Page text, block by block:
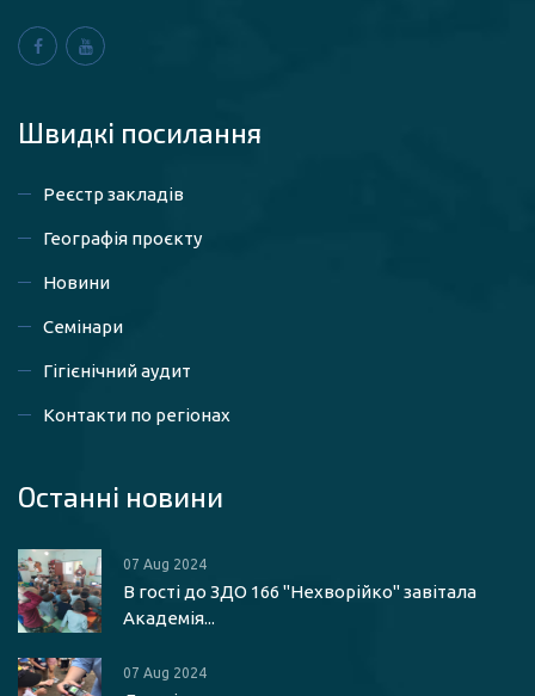
Швидкі посилaння
Реєстр закладів
Географія проєкту
Новини
Семінари
Гігієнічний аудит
Контакти по регіонах
Останні новини
07 Aug 2024
В гості до ЗДО 166 "Нехворійко" завітала
Академія...
07 Aug 2024